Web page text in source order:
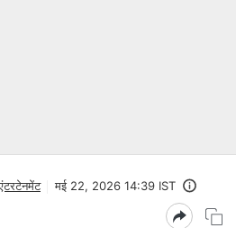
मई 22, 2026 14:39 IST